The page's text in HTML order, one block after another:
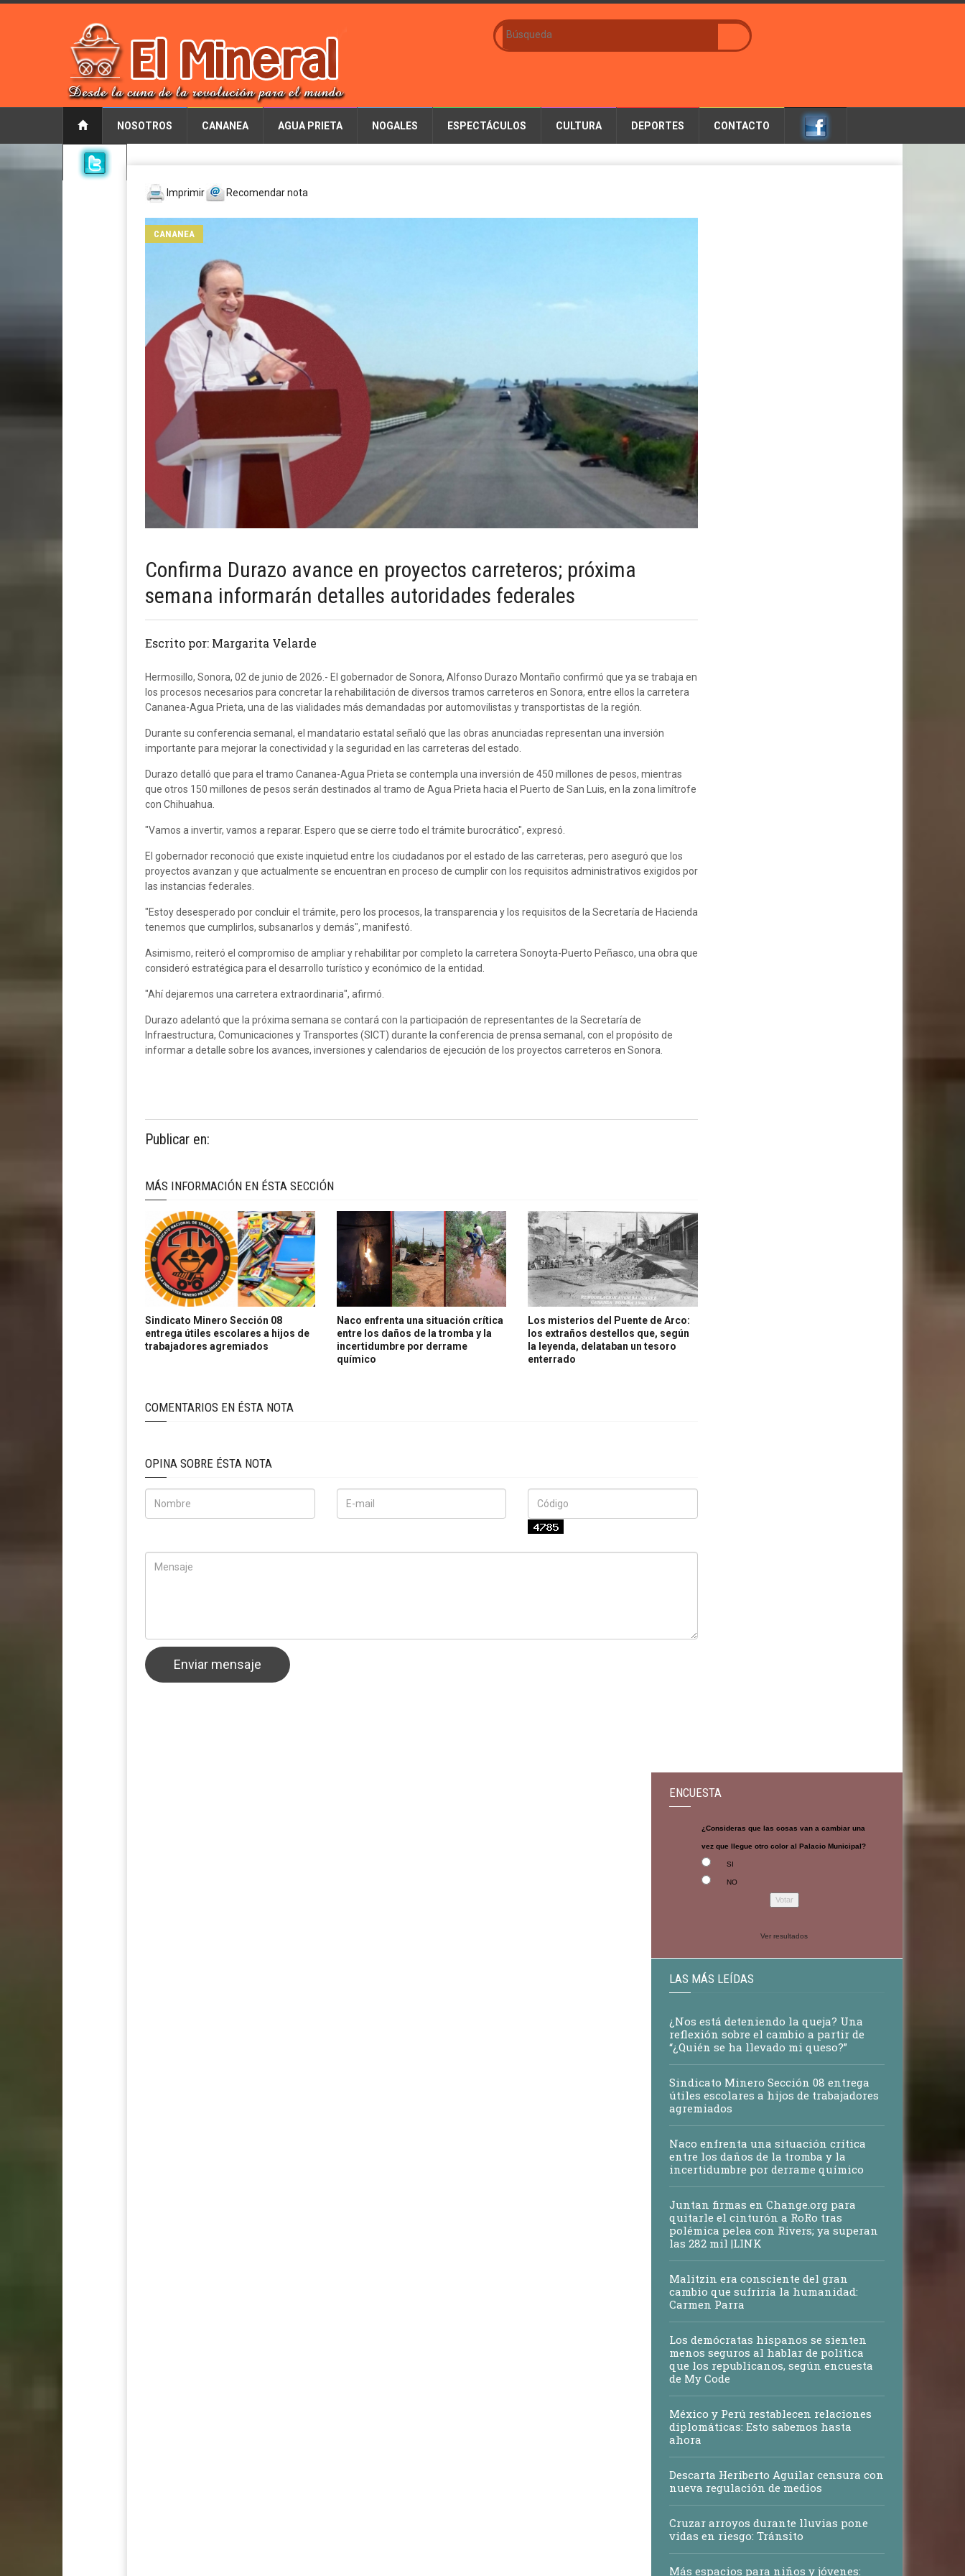
NOSOTROS CANANEA AGUA PRIETA NOGALES ESPECTÁCULOS CULTURA DEPORTES CONTACTO
Imprimir Recomendar nota
CANANEA
Confirma Durazo avance en proyectos carreteros; próxima
semana informarán detalles autoridades federales
Escrito por: Margarita Velarde
Hermosillo, Sonora, 02 de junio de 2026.- El gobernador de Sonora, Alfonso Durazo Montaño confirmó que ya se trabaja en
los procesos necesarios para concretar la rehabilitación de diversos tramos carreteros en Sonora, entre ellos la carretera
Cananea-Agua Prieta, una de las vialidades más demandadas por automovilistas y transportistas de la región.
Durante su conferencia semanal, el mandatario estatal señaló que las obras anunciadas representan una inversión
importante para mejorar la conectividad y la seguridad en las carreteras del estado.
Durazo detalló que para el tramo Cananea-Agua Prieta se contempla una inversión de 450 millones de pesos, mientras
que otros 150 millones de pesos serán destinados al tramo de Agua Prieta hacia el Puerto de San Luis, en la zona limítrofe
con Chihuahua.
"Vamos a invertir, vamos a reparar. Espero que se cierre todo el trámite burocrático", expresó.
El gobernador reconoció que existe inquietud entre los ciudadanos por el estado de las carreteras, pero aseguró que los
proyectos avanzan y que actualmente se encuentran en proceso de cumplir con los requisitos administrativos exigidos por
las instancias federales.
"Estoy desesperado por concluir el trámite, pero los procesos, la transparencia y los requisitos de la Secretaría de Hacienda
tenemos que cumplirlos, subsanarlos y demás", manifestó.
Asimismo, reiteró el compromiso de ampliar y rehabilitar por completo la carretera Sonoyta-Puerto Peñasco, una obra que
consideró estratégica para el desarrollo turístico y económico de la entidad.
"Ahí dejaremos una carretera extraordinaria", afirmó.
Durazo adelantó que la próxima semana se contará con la participación de representantes de la Secretaría de
Infraestructura, Comunicaciones y Transportes (SICT) durante la conferencia de prensa semanal, con el propósito de
informar a detalle sobre los avances, inversiones y calendarios de ejecución de los proyectos carreteros en Sonora.
Publicar en:
MÁS INFORMACIÓN EN ÉSTA SECCIÓN
Sindicato Minero Sección 08
entrega útiles escolares a hijos de
trabajadores agremiados
Naco enfrenta una situación crítica
entre los daños de la tromba y la
incertidumbre por derrame
químico
Los misterios del Puente de Arco:
los extraños destellos que, según
la leyenda, delataban un tesoro
enterrado
COMENTARIOS EN ÉSTA NOTA
OPINA SOBRE ÉSTA NOTA
ENCUESTA
¿Consideras que las cosas van a cambiar una
vez que llegue otro color al Palacio Municipal?
SI
NO
Ver resultados
LAS MÁS LEÍDAS
¿Nos está deteniendo la queja? Una
reflexión sobre el cambio a partir de
“¿Quién se ha llevado mi queso?”
Sindicato Minero Sección 08 entrega
útiles escolares a hijos de trabajadores
agremiados
Naco enfrenta una situación crítica
entre los daños de la tromba y la
incertidumbre por derrame químico
Juntan firmas en Change.org para
quitarle el cinturón a RoRo tras
polémica pelea con Rivers; ya superan
las 282 mil |LINK
Malitzin era consciente del gran
cambio que sufriría la humanidad:
Carmen Parra
Los demócratas hispanos se sienten
menos seguros al hablar de política
que los republicanos, según encuesta
de My Code
México y Perú restablecen relaciones
diplomáticas: Esto sabemos hasta
ahora
Descarta Heriberto Aguilar censura con
nueva regulación de medios
Cruzar arroyos durante lluvias pone
vidas en riesgo: Tránsito
Más espacios para niños y jóvenes: